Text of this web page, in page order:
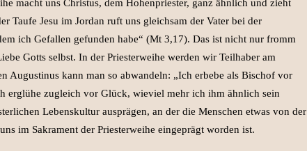
macht uns Christus, dem Hohenpriester, ganz ähnlich und zieht
Taufe Jesu im Jordan ruft uns gleichsam der Vater bei der
ich Gefallen gefunden habe“ (Mt 3,17). Das ist nicht nur fromm
Gotts selbst. In der Priesterweihe werden wir Teilhaber am
Augustinus kann man so abwandeln: „Ich erbebe als Bischof vor
erglühe zugleich vor Glück, wieviel mehr ich ihm ähnlich sein
Lebenskultur ausprägen, an der die Menschen etwas von der
im Sakrament der Priesterweihe eingeprägt worden ist.